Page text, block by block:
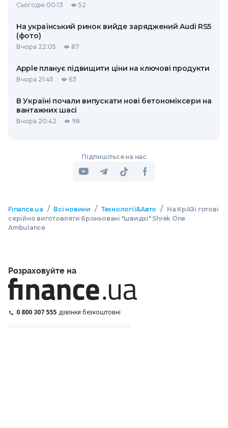
Сьогодні 00:13 52
На український ринок вийде заряджений Audi RS5
(фото)
Вчора 22:05 87
Apple планує підвищити ціни на ключові продукти
Вчора 21:45 63
В Україні почали випускати нові бетономіксери на
вантажних шасі
Вчора 20:42 98
Підпишіться на нас
Finance.ua / Всі новини / Технології&Авто /
На КрАЗі готові
серійно виготовляти броньовані "швидкі" Shrek One
Ambulance
Розраховуйте на
0 800 307 555 дзвінки безкоштовні